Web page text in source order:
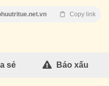
Copy link
sẻ Báo xấu